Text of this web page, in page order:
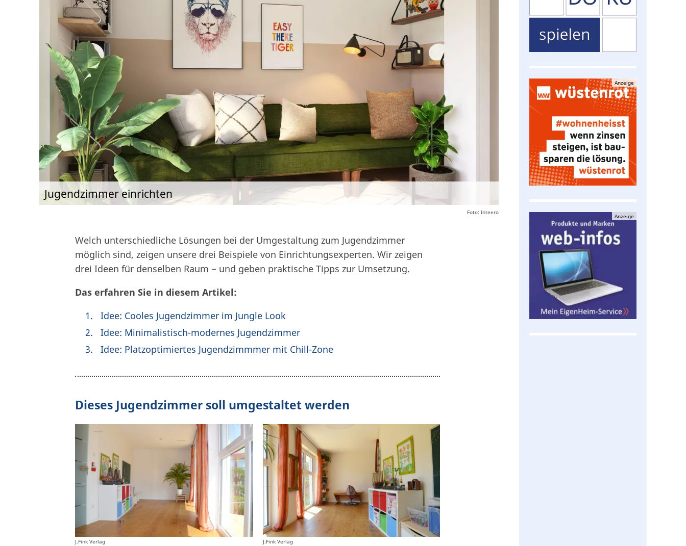
Jugendzimmer einrichten
Foto: Inteero
Welch unterschiedliche Lösungen bei der Umgestaltung zum Jugendzimmer
möglich sind, zeigen unsere drei Beispiele von Einrichtungsexperten. Wir zeigen
drei Ideen für denselben Raum − und geben praktische Tipps zur Umsetzung.
Das erfahren Sie in diesem Artikel:
Idee: Cooles Jugendzimmer im Jungle Look
Idee: Minimalistisch-modernes Jugendzimmer
Idee: Platzoptimiertes Jugendzimmmer mit Chill-Zone
Dieses Jugendzimmer soll umgestaltet werden
J.Fink Verlag J.Fink Verlag
Anzeige
Anzeige